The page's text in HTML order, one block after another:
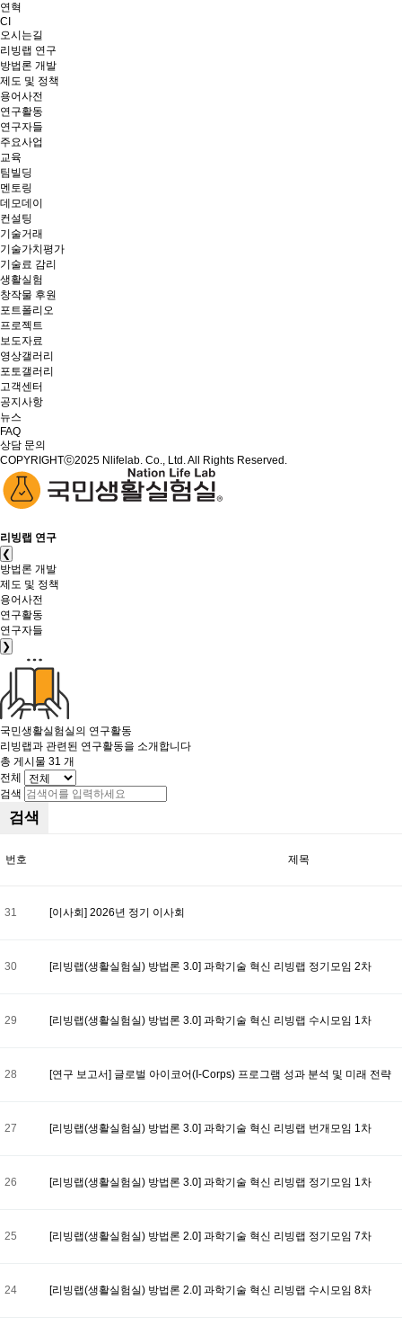
연혁
CI
오시는길
리빙랩 연구
방법론 개발
제도 및 정책
용어사전
연구활동
연구자들
주요사업
교육
팀빌딩
멘토링
데모데이
컨설팅
기술거래
기술가치평가
기술료 감리
생활실험
창작물 후원
포트폴리오
프로젝트
보도자료
영상갤러리
포토갤러리
고객센터
공지사항
뉴스
FAQ
상담 문의
COPYRIGHTⓒ2025 Nlifelab. Co., Ltd. All Rights Reserved.
리빙랩 연구
❮
방법론 개발
제도 및 정책
용어사전
연구활동
연구자들
❯
국민생활실험실의 연구활동
리빙랩과 관련된 연구활동을 소개합니다
총 게시물 31 개
전체
검색
검색
번호 제목
31 [이사회] 2026년 정기 이사회
30 [리빙랩(생활실험실) 방법론 3.0] 과학기술 혁신 리빙랩 정기모임 2차
29 [리빙랩(생활실험실) 방법론 3.0] 과학기술 혁신 리빙랩 수시모임 1차
28 [연구 보고서] 글로벌 아이코어(I-Corps) 프로그램 성과 분석 및 미래 전략
27 [리빙랩(생활실험실) 방법론 3.0] 과학기술 혁신 리빙랩 번개모임 1차
26 [리빙랩(생활실험실) 방법론 3.0] 과학기술 혁신 리빙랩 정기모임 1차
25 [리빙랩(생활실험실) 방법론 2.0] 과학기술 혁신 리빙랩 정기모임 7차
24 [리빙랩(생활실험실) 방법론 2.0] 과학기술 혁신 리빙랩 수시모임 8차